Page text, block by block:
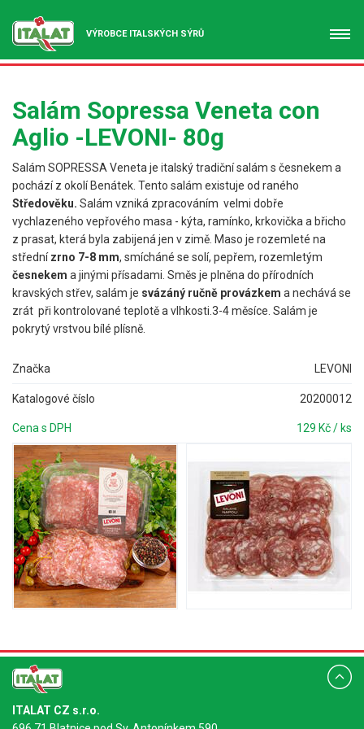
VÝROBCE ITALSKÝCH SÝRŮ
Salám Sopressa Veneta con
Aglio -LEVONI- 80g
Salám SOPRESSA Veneta je italský tradiční salám s česnekem a
pochází z okolí Benátek. Tento salám existuje od raného
Středověku. Salám vzniká zpracováním velmi dobře
vychlazeného vepřového masa - kýta, ramínko, krkovička a břicho
z prasat, která byla zabijená jen v zimě. Maso je rozemleté na
střednízrno 7-8 mm, smícháné se solí, pepřem, rozemletým
česnekem a jinými přísadami. Směs je plněna do přírodních
kravských střev, salám je svázáný ručně provázkem a nechává se
zrát při kontrolované teplotě a vlhkosti.3-4 měsíce. Salám je
pokrytý vrstvou bílé plísně.
Značka LEVONI
Katalogové číslo 20200012
Cena s DPH 129 Kč / ks
ITALAT CZ s.r.o.